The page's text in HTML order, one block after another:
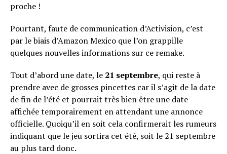
proche !
Pourtant, faute de communication d’Activision, c’est
par le biais d’Amazon Mexico que l’on grappille
quelques nouvelles informations sur ce remake.
Tout d’abord une date, le 21 septembre, qui reste à
prendre avec de grosses pincettes car il s’agit de la date
de fin de l’été et pourrait très bien être une date
affichée temporairement en attendant une annonce
officielle. Quoiqu’il en soit cela confirmerait les rumeurs
indiquant que le jeu sortira cet été, soit le 21 septembre
au plus tard donc.